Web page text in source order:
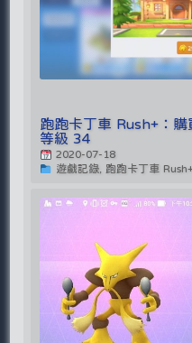
跑跑卡丁車 Rush+：
等級 34
2020-07-18
遊戲記錄, 跑跑卡丁車